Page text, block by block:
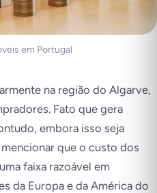
em Portugal
na região do Algarve,
Fato que gera
embora isso seja
que o custo dos
faixa razoável em
da Europa e da América do